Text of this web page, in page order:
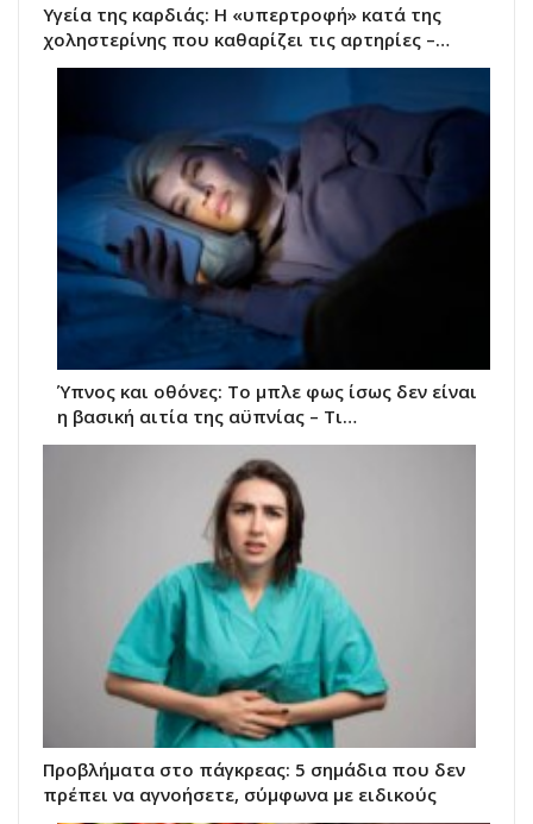
Υγεία της καρδιάς: Η «υπερτροφή» κατά της
χοληστερίνης που καθαρίζει τις αρτηρίες –…
Ύπνος και οθόνες: Το μπλε φως ίσως δεν είναι
η βασική αιτία της αϋπνίας – Τι…
Προβλήματα στο πάγκρεας: 5 σημάδια που δεν
πρέπει να αγνοήσετε, σύμφωνα με ειδικούς